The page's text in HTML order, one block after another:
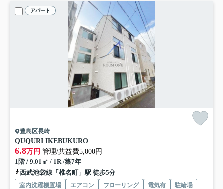
アパート
豊島区長崎
QUQURI IKEBUKURO
6.8万円 管理/共益費5,000円
1階 / 9.01㎡ / 1R /築7年
西武池袋線「椎名町」駅 徒歩5分
室内洗濯機置場 エアコン フローリング 電気有
駐輪場